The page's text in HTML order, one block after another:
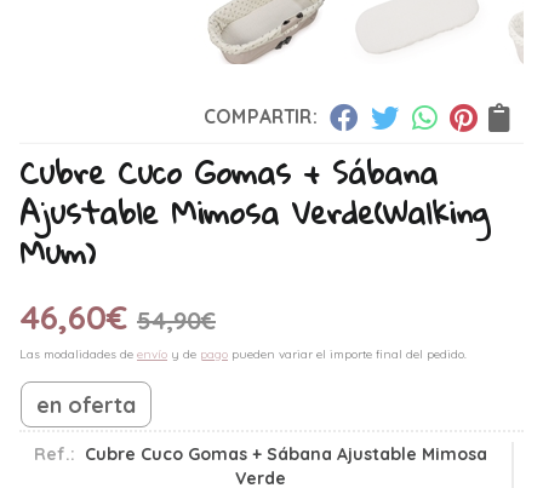
COMPARTIR:
Cubre Cuco Gomas + Sábana
Ajustable Mimosa Verde(Walking
Mum)
46,60€ 54,90€
Las modalidades de envío y de pago pueden variar el importe final del pedido.
en oferta
Ref.: Cubre Cuco Gomas + Sábana Ajustable Mimosa
Verde